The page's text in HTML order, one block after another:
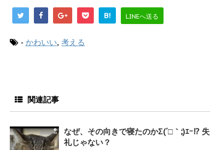
B! LINEへ送る
- かわいい, 考える
関連記事
なぜ、その向きで寝たのかΣ(´□｀;)ｴｰ!? 失
礼じゃない？